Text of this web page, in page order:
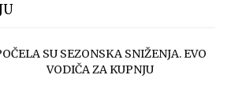
SU SEZONSKA SNIŽENJA. EVO
VODIČA ZA KUPNJU